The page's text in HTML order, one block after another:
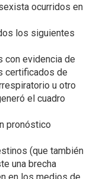
ocurridos en
los siguientes
con evidencia de
certificados de
u otro
el cuadro
pronóstico
(que también
una brecha